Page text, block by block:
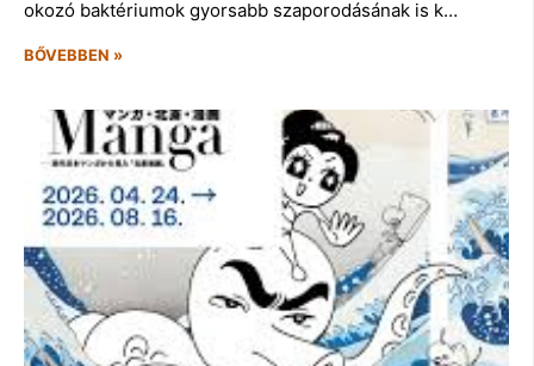
okozó baktériumok gyorsabb szaporodásának is k…
BŐVEBBEN »